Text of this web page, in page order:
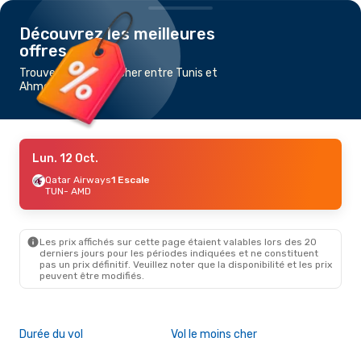
Découvrez les meilleures
offres
Trouvez un vol pas cher entre Tunis et
Ahmedabad
Lun. 12 Oct.
Qatar Airways1 Escale
TUN- AMD
Les prix affichés sur cette page étaient valables lors des 20
derniers jours pour les périodes indiquées et ne constituent
pas un prix définitif. Veuillez noter que la disponibilité et les prix
peuvent être modifiés.
Durée du vol Vol le moins cher